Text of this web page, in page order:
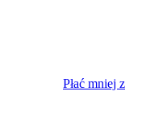
Płać mniej z